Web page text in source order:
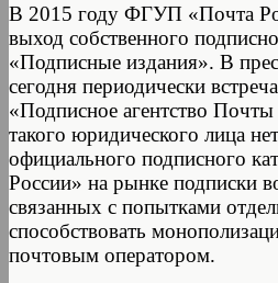
В 2015 году ФГУП «Почта
выход собственного
«Подписные издания». В
сегодня периодически
«Подписное агентство
такого юридического лица
официального подписного
России» на рынке подписки
связанных с попытками
способствовать
почтовым оператором.